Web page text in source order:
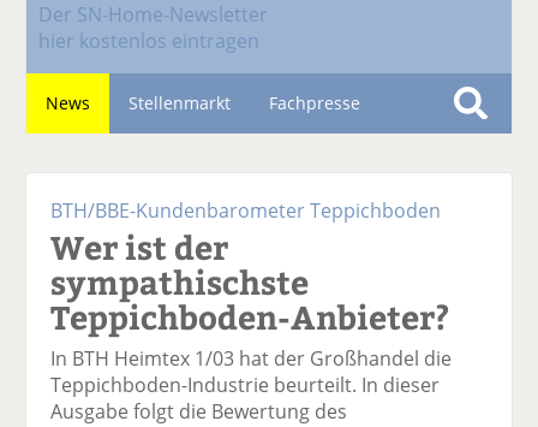
Der SN-Home-Newsletter
hier kostenlos eintragen
News Stellenmarkt Fachpresse
S
BTH/BBE-Kundenbarometer Teppichboden
Wer ist der
sympathischste
Teppichboden-Anbieter?
In BTH Heimtex 1/03 hat der Großhandel die
Teppichboden-Industrie beurteilt. In dieser
Ausgabe folgt die Bewertung des